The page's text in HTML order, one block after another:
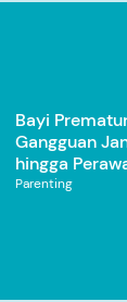
Bayi
Gangguan
hingga
Parenting